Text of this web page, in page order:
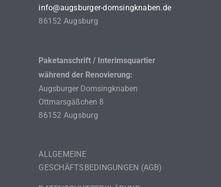
info@augsburger-domsingknaben.de
86152 Augsburg
Paketanschrift / Interimsquartier
während der Renovierung:
Augsburger Domsingknaben
Ottmarsgäßchen 8
86152 Augsburg
ALLGEMEINE
GESCHÄFTSBEDINGUNGEN (AGB)